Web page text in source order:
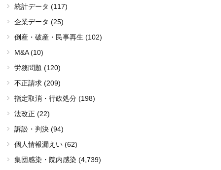
統計データ (117)
企業データ (25)
倒産・破産・民事再生 (102)
M&A (10)
労務問題 (120)
不正請求 (209)
指定取消・行政処分 (198)
法改正 (22)
訴訟・判決 (94)
個人情報漏えい (62)
集団感染・院内感染 (4,739)